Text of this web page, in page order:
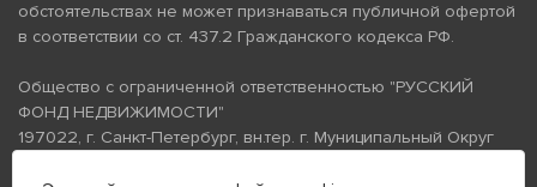
обстоятельствах не может признаваться публичной офертой
в соответствии со ст. 437.2 Гражданского кодекса РФ.
Общество с ограниченной ответственностью "РУССКИЙ
ФОНД НЕДВИЖИМОСТИ"
197022, г. Санкт-Петербург, вн.тер. г. Муниципальный Округ